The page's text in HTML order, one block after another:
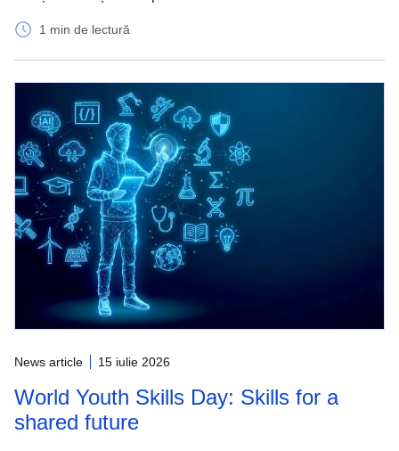
1 min de lectură
News article 15 iulie 2026
World Youth Skills Day: Skills for a
shared future